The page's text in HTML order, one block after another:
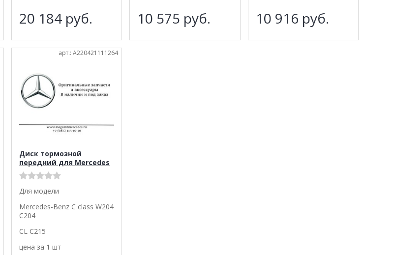
20 184 руб. 10 575 руб. 10 916 руб.
арт.: A220421111264
Диск тормозной
передний для Mercedes
Для модели
Mercedes-Benz C class W204
C204
CL C215
цена за 1 шт